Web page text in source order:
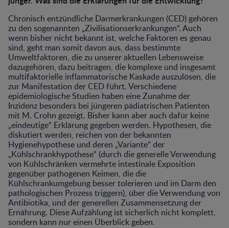
Chronisch entzündliche Darmerkrankungen (CED) gehören
zu den sogenannten „Zivilisationserkrankungen“. Auch
wenn bisher nicht bekannt ist, welche Faktoren es genau
sind, geht man somit davon aus, dass bestimmte
Umweltfaktoren, die zu unserer aktuellen Lebensweise
dazugehören, dazu beitragen, die komplexe und insgesamt
multifaktorielle inflammatorische Kaskade auszulösen, die
zur Manifestation der CED führt. Verschiedene
epidemiologische Studien haben eine Zunahme der
Inzidenz besonders bei jüngeren pädiatrischen Patienten
mit M. Crohn gezeigt. Bisher kann aber auch dafür keine
„eindeutige“ Erklärung gegeben werden. Hypothesen, die
diskutiert werden, reichen von der bekannten
Hygienehypothese und deren „Variante“ der
„Kühlschrankhypothese“ (durch die generelle Verwendung
von Kühlschränken vermehrte intestinale Exposition
gegenüber pathogenen Keimen, die die
Kühlschrankumgebung besser tolerieren und im Darm den
pathologischen Prozess triggern), über die Verwendung von
Antibiotika, und der generellen Zusammensetzung der
Ernährung. Diese Aufzählung ist sicherlich nicht komplett,
sondern kann nur einen Überblick geben.